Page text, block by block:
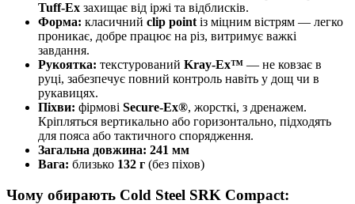
Tuff-Ex захищає від іржі та відблисків.
Форма: класичний clip point із міцним вістрям — легко
проникає, добре працює на різ, витримує важкі
завдання.
Рукоятка: текстурований Kray-Ex™ — не ковзає в
руці, забезпечує повний контроль навіть у дощ чи в
рукавицях.
Піхви: фірмові Secure-Ex®, жорсткі, з дренажем.
Кріпляться вертикально або горизонтально, підходять
для пояса або тактичного спорядження.
Загальна довжина: 241 мм
Вага: близько 132 г (без піхов)
Чому обирають Cold Steel SRK Compact: